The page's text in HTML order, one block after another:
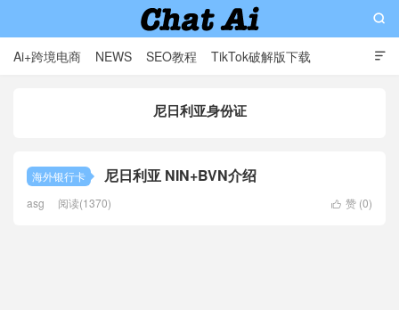

Ai+跨境电商 NEWS SEO教程 TikTok破解版下载

尼日利亚身份证
海外银行卡 尼日利亚 NIN+BVN介绍
 赞 (0)
asg 阅读(1370)